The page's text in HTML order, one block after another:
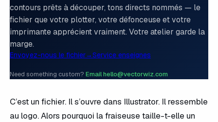
contours prêts à découper, tons directs nommés — le
fichier que votre plotter, votre défonceuse et votre
imprimante apprécient vraiment. Votre atelier garde la
marge.
Envoyez-nous le fichier→Service enseignes
Need something custom? Email hello@vectorwiz.com
C’est un fichier. Il s’ouvre dans Illustrator. Il ressemble
au logo. Alors pourquoi la fraiseuse taille-t-elle un